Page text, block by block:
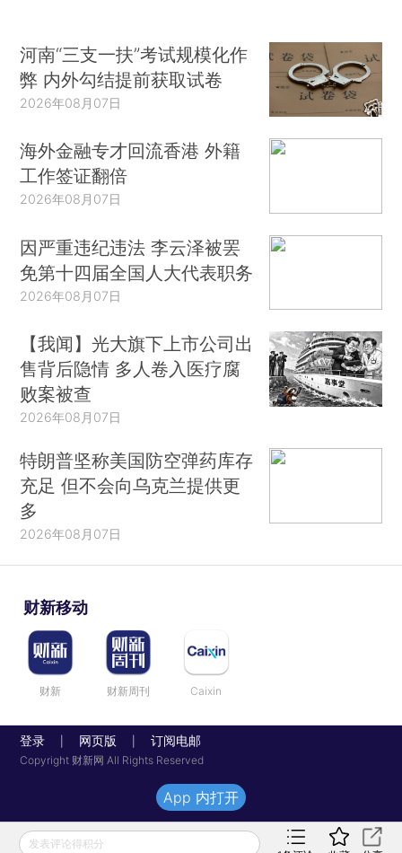
河南“三支一扶”考试规模化作
弊 内外勾结提前获取试卷
2026年08月07日
海外金融专才回流香港 外籍
工作签证翻倍
2026年08月07日
因严重违纪违法 李云泽被罢
免第十四届全国人大代表职务
2026年08月07日
【我闻】光大旗下上市公司出
售背后隐情 多人卷入医疗腐
败案被查
2026年08月07日
特朗普坚称美国防空弹药库存
充足 但不会向乌克兰提供更
多
2026年08月07日
财新移动
财新 财新周刊 Caixin
登录 网页版 订阅电邮
Copyright 财新网 All Rights Reserved
发表评论得积分
App 内打开